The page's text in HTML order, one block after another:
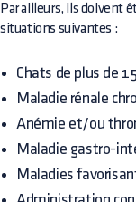
Par ailleurs, ils doivent
situations suivantes :
Chats de plus de
Maladie rénale
Anémie et/ou
Maladie gastro-
Maladies